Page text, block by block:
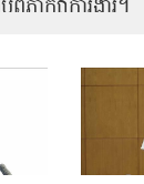
ភាក្សាការងារ​។